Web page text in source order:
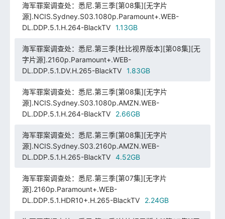
海军罪案调查处：悉尼.第三季[第08集][无字片
源].NCIS.Sydney.S03.1080p.Paramount+.WEB-
DL.DDP.5.1.H.264-BlackTV
1.13GB
海军罪案调查处：悉尼.第三季[杜比视界版本][第08集][无
字片源].2160p.Paramount+.WEB-
DL.DDP.5.1.DV.H.265-BlackTV
1.83GB
海军罪案调查处：悉尼.第三季[第08集][无字片
源].NCIS.Sydney.S03.1080p.AMZN.WEB-
DL.DDP.5.1.H.264-BlackTV
2.66GB
海军罪案调查处：悉尼.第三季[第08集][无字片
源].NCIS.Sydney.S03.2160p.AMZN.WEB-
DL.DDP.5.1.H.265-BlackTV
4.52GB
海军罪案调查处：悉尼.第三季[第07集][无字片
源].2160p.Paramount+.WEB-
DL.DDP.5.1.HDR10+.H.265-BlackTV
2.24GB